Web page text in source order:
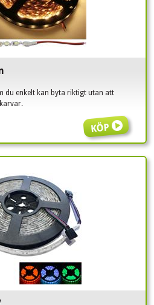
du enkelt kan byta riktigt utan att
Köp